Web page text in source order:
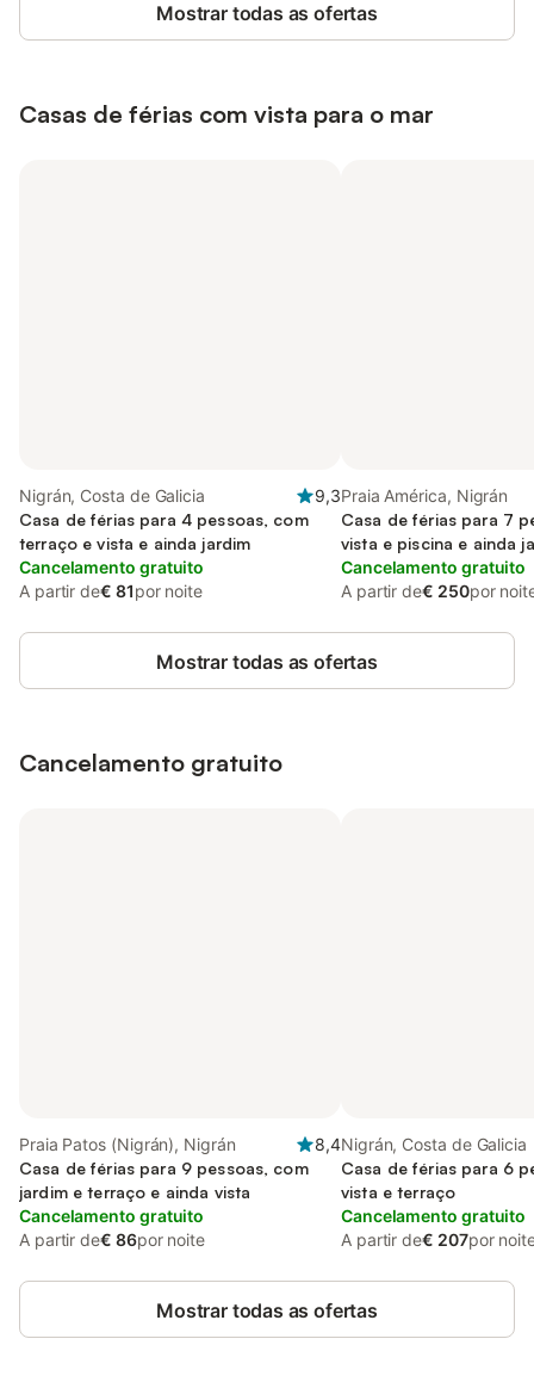
Mostrar todas as ofertas
Casas de férias com vista para o mar
Nigrán, Costa de Galicia
9,3
Casa de férias para 4 pessoas, com
terraço e vista e ainda jardim
Cancelamento gratuito
A partir de€ 81por noite
Praia América, Nigrán
Casa de férias para 7
vista e piscina e ainda
Cancelamento gratuito
A partir de€ 250por
Mostrar todas as ofertas
Cancelamento gratuito
Praia Patos (Nigrán), Nigrán
8,4
Casa de férias para 9 pessoas, com
jardim e terraço e ainda vista
Cancelamento gratuito
A partir de€ 86por noite
Nigrán, Costa de Galicia
Casa de férias para 6
vista e terraço
Cancelamento gratuito
A partir de€ 207por
Mostrar todas as ofertas